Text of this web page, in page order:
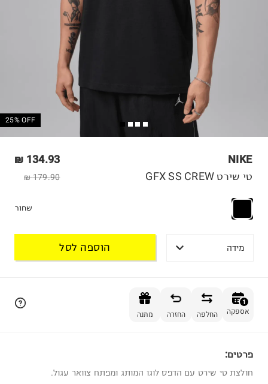
25% OFF
NIKE
134.93 ₪
179.90 ₪ טי שירט GFX SS CREW
שחור
מידה הוספה לסל
1
אספקה החלפה החזרה מתנה
פרטים:
חולצת טי שירט עם הדפס לוגו המותג ומפתח צוואר עגול.